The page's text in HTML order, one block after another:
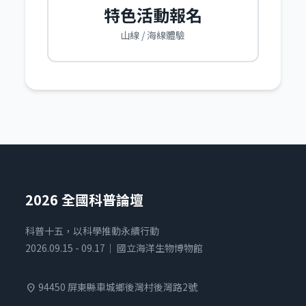
特色活動報名
山線 / 海線體驗
2026 全國科普論壇
科普十五，以科學推動永續行動
2026.09.15 - 09.17｜ 國立海洋生物博物館
location_on 94450 屏東縣車城鄉後灣村後灣路2號